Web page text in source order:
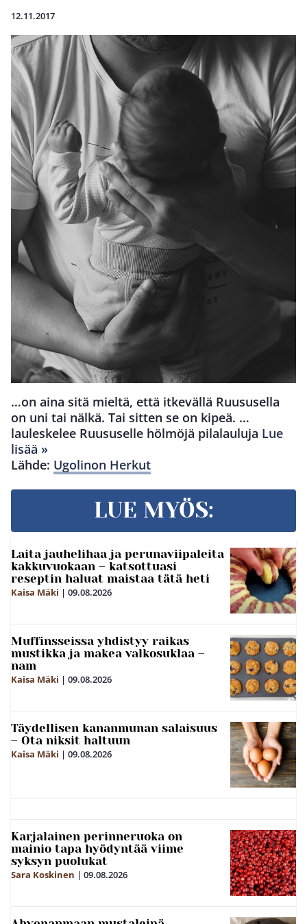
12.11.2017
…on aina sitä mieltä, että itkevällä Ruususella
on uni tai nälkä. Tai sitten se on kipeä. …
lauleskelee Ruususelle hölmöjä pilalauluja Lue
lisää »
Lähde: Ugolinon Herkut
LUE MYÖS:
Laita jauhelihaa ja perunaviipaleita
kakkuvuokaan – katsottuasi
reseptin haluat maistaa tätä heti
Kaisa Mäki | 09.08.2026
Muffinsseissa yhdistyy raikas
mustikka ja makea valkosuklaa –
nam
Kaisa Mäki | 09.08.2026
Täydellisen kananmunan salaisuus
– Ota niksit haltuun
Kaisa Mäki | 09.08.2026
Karjalainen perinneruoka on
mainio tapa hyödyntää viime
syksyn puolukat
Sara Koskinen | 09.08.2026